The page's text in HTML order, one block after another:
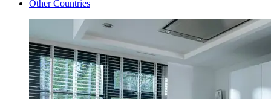
Other Countries